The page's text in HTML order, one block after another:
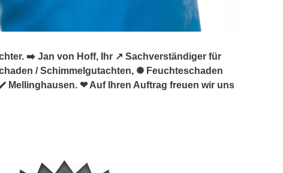
➡️ Jan von Hoff, Ihr ↗️ Sachverständiger für
/ Schimmelgutachten, ✺ Feuchteschaden
❤ Auf Ihren Auftrag freuen wir uns